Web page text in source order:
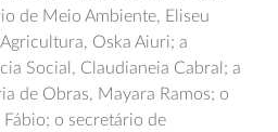
de Meio Ambiente, Eliseu
Oska Aiuri; a
Social, Claudianeia Cabral; a
de Obras, Mayara Ramos; o
o secretário de